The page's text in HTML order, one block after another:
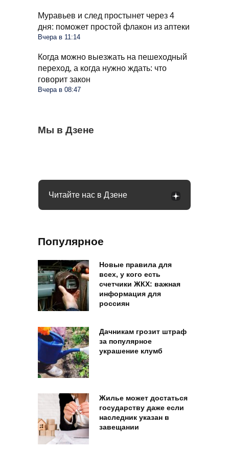
Муравьев и след простынет через 4
дня: поможет простой флакон из аптеки
Вчера в 11:14
Когда можно выезжать на пешеходный
переход, а когда нужно ждать: что
говорит закон
Вчера в 08:47
Мы в Дзене
Помидоры все никак не покраснеют:
агрономы рассказали, как «дозреть»
Пешеход виноват в ДТП, но водитель все
Россиян будут штрафовать на 200 тысяч
Читайте нас в Дзене
Популярное
Новые правила для
всех, у кого есть
счетчики ЖКХ: важная
информация для
россиян
Дачникам грозит штраф
за популярное
украшение клумб
Жилье может достаться
государству даже если
наследник указан в
завещании